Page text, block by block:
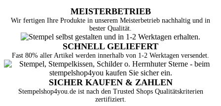
MEISTERBETRIEB
Wir fertigen Ihre Produkte in unserem Meisterbetrieb nachhaltig und in
bester Qualität.
SCHNELL GELIEFERT
Fast 80% aller Artikel werden innerhalb von 1-2 Werktagen versendet.
SICHER KAUFEN & ZAHLEN
Stempelshop4you.de ist nach den Trusted Shops Qualitätskriterien
zertifiziert.